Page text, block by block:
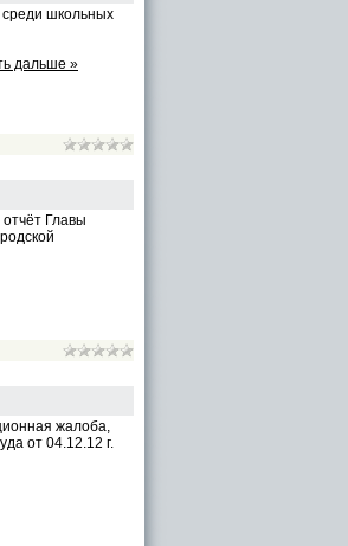
школьных
дальше »
Главы
жалоба,
от 04.12.12 г.